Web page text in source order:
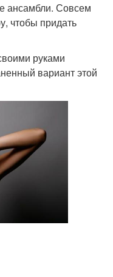
ансамбли. Совсем
чтобы придать
руками
вариант этой